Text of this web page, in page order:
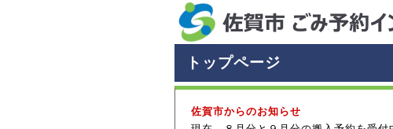
トップページ
佐賀市からのお知らせ